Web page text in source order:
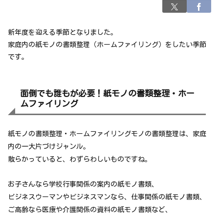
新年度を迎える季節となりました。
家庭内の紙モノの書類整理（ホームファイリング）をしたい季節
です。
面倒でも誰もが必要！紙モノの書類整理・ホー
ムファイリング
紙モノの書類整理・ホームファイリングモノの書類整理は、家庭
内の一大片づけジャンル。
散らかっていると、わずらわしいものですね。
お子さんなら学校行事関係の案内の紙モノ書類、
ビジネスウーマンやビジネスマンなら、仕事関係の紙モノ書類、
ご高齢なら医療や介護関係の資料の紙モノ書類など、